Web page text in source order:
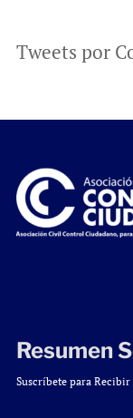
Tweets por
Resumen
Suscríbete para